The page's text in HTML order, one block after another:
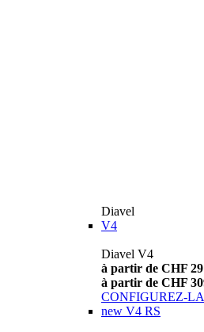
Diavel
V4
Diavel V4
à partir de CHF
à partir de CHF
CONFIGUREZ-LA
new V4 RS